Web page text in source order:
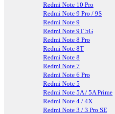
Redmi Note 10 Pro
Redmi Note 9 Pro / 9S
Redmi Note 9
Redmi Note 9T 5G
Redmi Note 8 Pro
Redmi Note 8T
Redmi Note 8
Redmi Note 7
Redmi Note 6 Pro
Redmi Note 5
Redmi Note 5A / 5A Prime
Redmi Note 4 / 4X
Redmi Note 3 / 3 Pro SE